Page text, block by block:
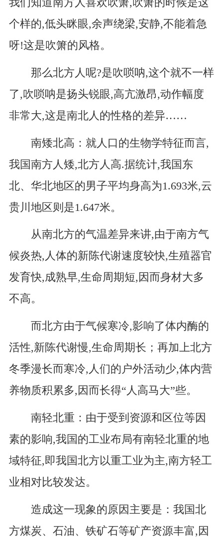
个样的,低头眯眼,余声绕梁,安静,不能着急
呀!这是吹箫的风格。
那么北方人呢?是吹唢呐,这个就不一样
了,吹唢呐是扬头锐眼,高亢激昂,动作幅度
非常大,这是南北人的性格的差异……
南矮北高：就人口的生物学特征而言,
我国南方人矮,北方人高.据统计,我国东
北、华北地区的男子平均身高为1.693米,云
贵川地区则是1.647米。
从南北方的气温差异来讲,由于南方气
候炎热,人体的新陈代谢速度较快,生殖器官
发育快,成熟早,生命周期短,因而身材大多
不高。
而北方由于气候寒冷,影响了体内酶的
活性,新陈代谢慢,生命周期长；再加上北方
冬季漫长而寒冷,人们的户外活动少,体内营
养物质积累多,因而长得“人高马大”些。
南轻北重：由于受到资源和区位等因
素的影响,我国的工业布局有南轻北重的地
域特征,即我国北方以重工业为主,南方轻工
业相对比较发达。
造成这一现象的原因主要是：我国北
方煤炭、石油、铁矿石等矿产资源丰富,因